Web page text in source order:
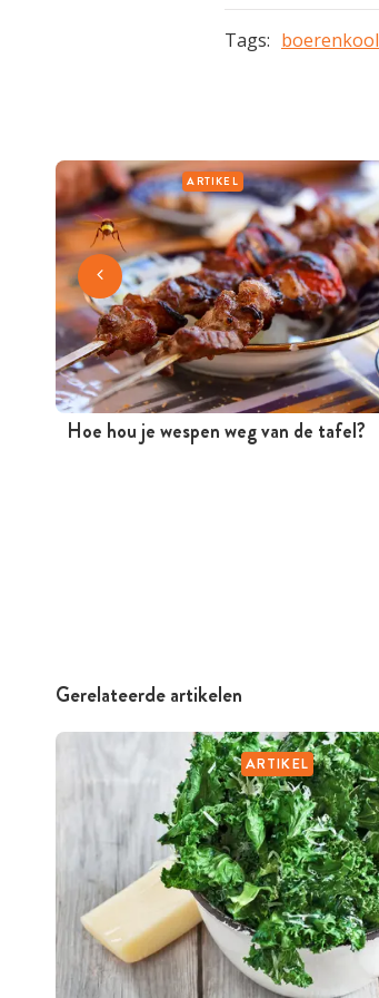
ARTIKEL
Hoe hou je wespen weg van de tafel?
Tags: boerenkool
Gerelateerde artikelen
ARTIKEL